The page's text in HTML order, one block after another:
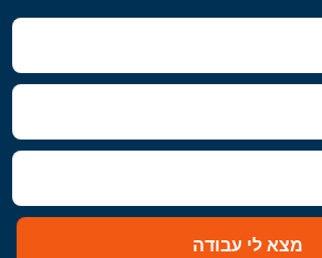
מצא לי עבודה